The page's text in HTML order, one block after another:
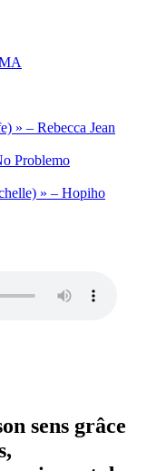
» – Rebecca Jean
Problemo
» – Hopiho
sens grâce